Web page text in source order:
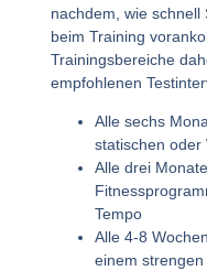
nachdem, wie
beim Training
Trainingsbereiche
empfohlenen
Alle sechs
statischen oder
Alle drei
Tempo
Alle 4-8
einem strengen